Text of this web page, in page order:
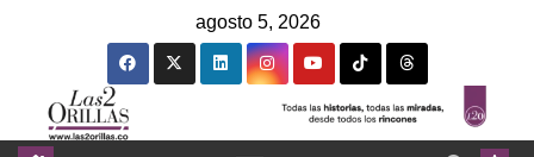
agosto 5, 2026